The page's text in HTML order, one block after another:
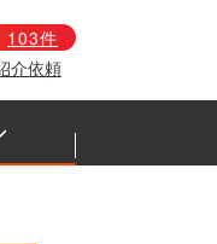
103件
介依頼